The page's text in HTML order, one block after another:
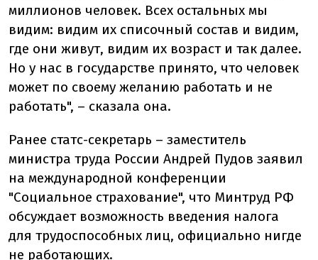
миллионов человек. Всех остальных мы
видим: видим их списочный состав и видим,
где они живут, видим их возраст и так далее.
Но у нас в государстве принято, что человек
может по своему желанию работать и не
работать", – сказала она.
Ранее статс-секретарь – заместитель
министра труда России Андрей Пудов заявил
на международной конференции
"Социальное страхование", что Минтруд РФ
обсуждает возможность введения налога
для трудоспособных лиц, официально нигде
не работающих.